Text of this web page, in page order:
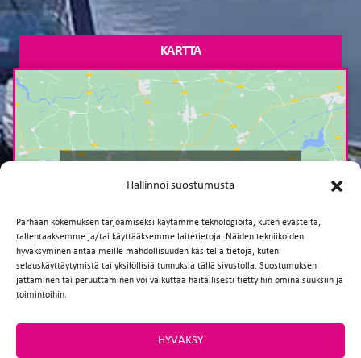
Hallinnoi suostumusta
Parhaan kokemuksen tarjoamiseksi käytämme teknologioita, kuten evästeitä,
tallentaaksemme ja/tai käyttääksemme laitetietoja. Näiden tekniikoiden
hyväksyminen antaa meille mahdollisuuden käsitellä tietoja, kuten
selauskäyttäytymistä tai yksilöllisiä tunnuksia tällä sivustolla. Suostumuksen
jättäminen tai peruuttaminen voi vaikuttaa haitallisesti tiettyihin ominaisuuksiin ja
toimintoihin.
HYVÄKSY
KARTTA
markkinointievästeet ja ottaaksesi tämän